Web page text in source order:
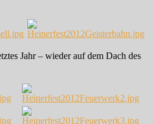
Jahr – wieder auf dem Dach des